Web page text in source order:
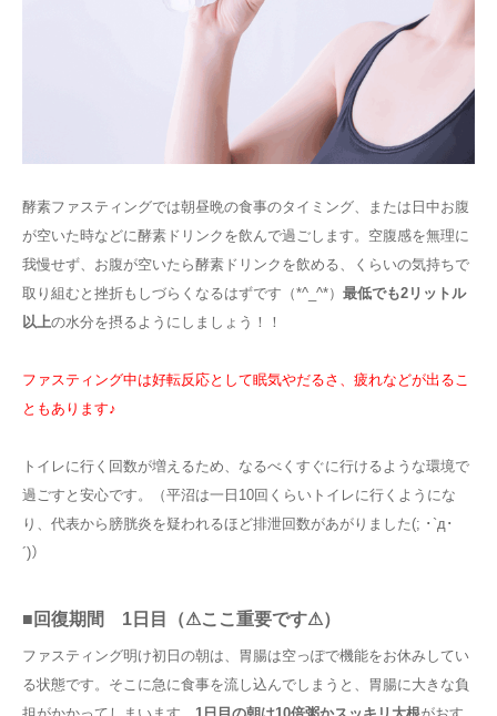
酵素ファスティングでは朝昼晩の食事のタイミング、または日中お腹
が空いた時などに酵素ドリンクを飲んで過ごします。空腹感を無理に
我慢せず、お腹が空いたら酵素ドリンクを飲める、くらいの気持ちで
取り組むと挫折もしづらくなるはずです（*^_^*） 最低でも2リットル
以上の水分を摂るようにしましょう！！
ファスティング中は好転反応として眠気やだるさ、疲れなどが出るこ
ともあります♪
トイレに行く回数が増えるため、なるべくすぐに行けるような環境で
過ごすと安心です。（平沼は一日10回くらいトイレに行くようにな
り、代表から膀胱炎を疑われるほど排泄回数があがりました(; ･`д･
´)）
■回復期間 1日目（⚠ここ重要です⚠）
ファスティング明け初日の朝は、胃腸は空っぽで機能をお休みしてい
る状態です。そこに急に食事を流し込んでしまうと、胃腸に大きな負